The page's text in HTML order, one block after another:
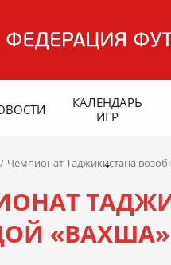
КАЛЕНДАРЬ
ИГР
Чемпионат Таджикистана
«ВАХША»